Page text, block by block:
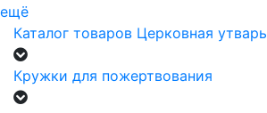
ещё
Каталог товаров Церковная утварь
Кружки для пожертвования